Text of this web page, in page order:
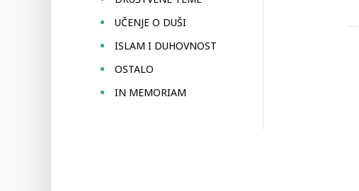
UČENJE O DUŠI
ISLAM I DUHOVNOST
OSTALO
IN MEMORIAM